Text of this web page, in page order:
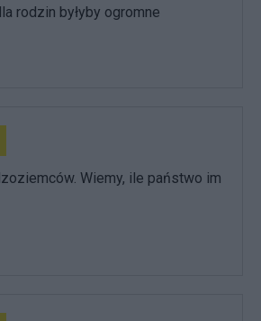
rodzin byłyby ogromne
Wiemy, ile państwo im